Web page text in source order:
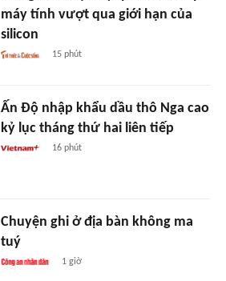
máy tính vượt qua giới hạn của
silicon
15 phút
Ấn Độ nhập khẩu dầu thô Nga cao
kỷ lục tháng thứ hai liên tiếp
16 phút
Chuyện ghi ở địa bàn không ma
tuý
1 giờ